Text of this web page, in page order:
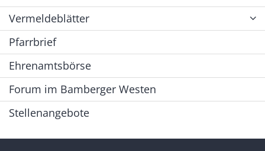
Vermeldeblätter
Pfarrbrief
Ehrenamtsbörse
Forum im Bamberger Westen
Stellenangebote